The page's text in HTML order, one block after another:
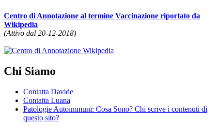
Centro di Annotazione al termine Vaccinazione riportato da
Wikipedia
(Attivo dal 20-12-2018)
Chi Siamo
Contatta Davide
Contatta Luana
Patologie Autoimmuni: Cosa Sono? Chi scrive i contenuti di
questo sito?